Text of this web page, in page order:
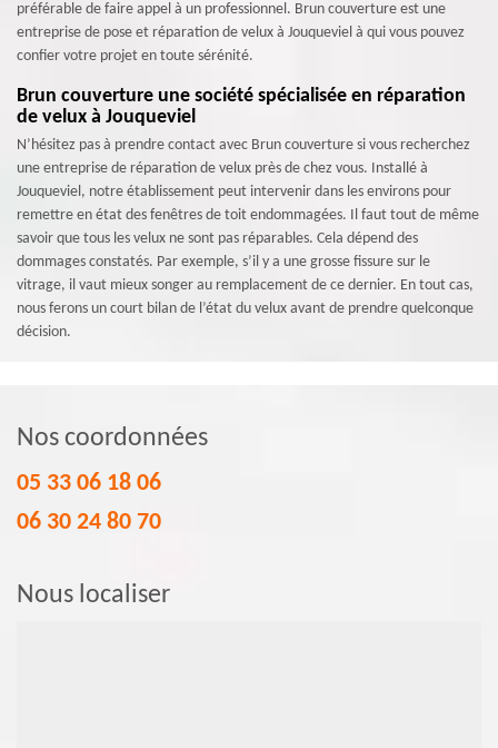
préférable de faire appel à un professionnel. Brun couverture est une
entreprise de pose et réparation de velux à Jouqueviel à qui vous pouvez
confier votre projet en toute sérénité.
Brun couverture une société spécialisée en réparation
de velux à Jouqueviel
N’hésitez pas à prendre contact avec Brun couverture si vous recherchez
une entreprise de réparation de velux près de chez vous. Installé à
Jouqueviel, notre établissement peut intervenir dans les environs pour
remettre en état des fenêtres de toit endommagées. Il faut tout de même
savoir que tous les velux ne sont pas réparables. Cela dépend des
dommages constatés. Par exemple, s’il y a une grosse fissure sur le
vitrage, il vaut mieux songer au remplacement de ce dernier. En tout cas,
nous ferons un court bilan de l’état du velux avant de prendre quelconque
décision.
Nos coordonnées
05 33 06 18 06
06 30 24 80 70
Nous localiser